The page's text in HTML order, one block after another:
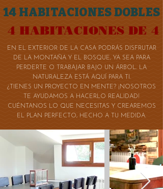
14 HABITACIONES DOBLES
4 HABITACIONES DE 4
​EN EL EXTERIOR DE LA CASA PODRÁS DISFRUTAR
DE LA MONTAÑA Y EL BOSQUE, YA SEA PARA
PERDERTE O TRABAJAR BAJO UN ÁRBOL. LA
NATURALEZA ESTÁ AQUÍ PARA TI.
¿TIENES UN PROYECTO EN MENTE? ¡NOSOTROS
TE AYUDAMOS A HACERLO REALIDAD!
CUÉNTANOS LO QUE NECESITAS Y CREAREMOS
EL PLAN PERFECTO, HECHO A TU MEDIDA.